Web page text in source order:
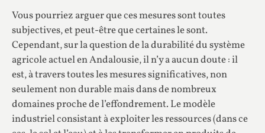
Vous pourriez arguer que ces mesures sont toutes
subjectives, et peut-être que certaines le sont.
Cependant, sur la question de la durabilité du système
agricole actuel en Andalousie, il n’y a aucun doute : il
est, à travers toutes les mesures significatives, non
seulement non durable mais dans de nombreux
domaines proche de l’effondrement. Le modèle
industriel consistant à exploiter les ressources (dans ce